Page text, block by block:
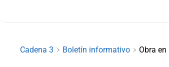
Cadena 3 Boletín informativo Obra en